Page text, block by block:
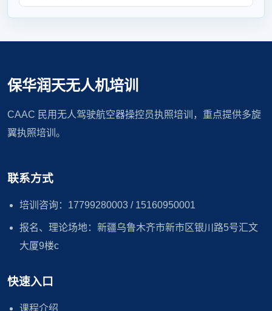
保华润天无人机培训
CAAC 民用无人驾驶航空器操控员执照培训，重点提供多旋
翼执照培训。
联系方式
培训咨询：17799280003 / 15160950001
报名、理论场地：新疆乌鲁木齐市新市区银川路5号汇文
大厦9楼c
快速入口
课程介绍